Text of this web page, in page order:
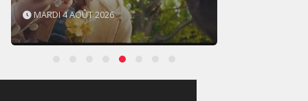
MARDI 4 AOÛT 2026